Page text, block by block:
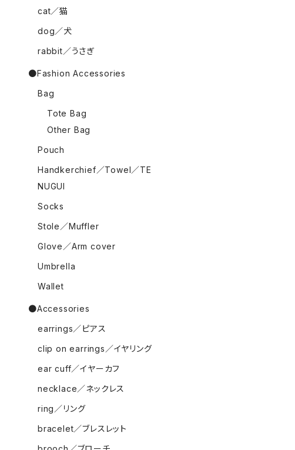
cat／猫
dog／犬
rabbit／うさぎ
●Fashion Accessories
Bag
Tote Bag
Other Bag
Pouch
Handkerchief／Towel／TE
NUGUI
Socks
Stole／Muffler
Glove／Arm cover
Umbrella
Wallet
●Accessories
earrings／ピアス
clip on earrings／イヤリング
ear cuff／イヤーカフ
necklace／ネックレス
ring／リング
bracelet／ブレスレット